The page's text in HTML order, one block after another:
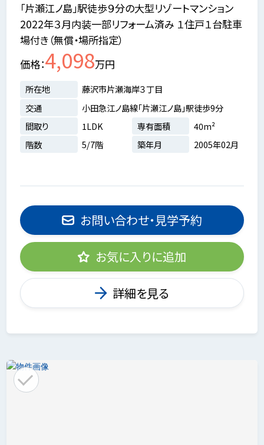
「片瀬江ノ島」駅徒歩９分の大型リゾートマンション
2022年３月内装一部リフォーム済み １住戸１台駐車
場付き（無償・場所指定）
価格 4,098万円
所在地
藤沢市片瀬海岸３丁目
交通
小田急江ノ島線「片瀬江ノ島」駅徒歩9分
間取り
1LDK 専有面積
40m²
階数
5/7階 築年月 2005年02月
お問い合わせ・見学予約
お気に入りに追加
詳細を見る